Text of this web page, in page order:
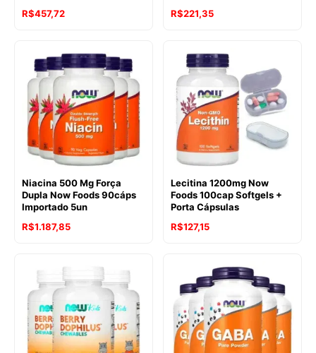
R$457,72
R$221,35
Niacina 500 Mg Força
Dupla Now Foods 90cáps
Importado 5un
R$1.187,85
Lecitina 1200mg Now
Foods 100cap Softgels +
Porta Cápsulas
R$127,15